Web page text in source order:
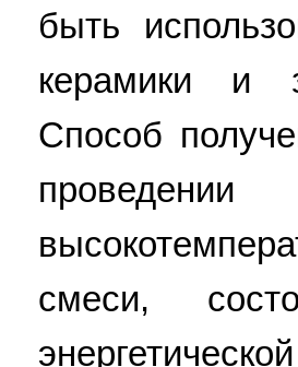
быть
керамики и
Способ
смеси,